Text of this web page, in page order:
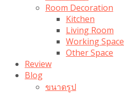
Room Decoration
Kitchen
Living Room
Working Space
Other Space
Review
Blog
ขนาดรูป